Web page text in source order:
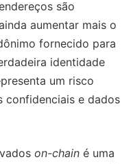
são
aumentar mais o
fornecido para
identidade
um risco
confidenciais e dados
on-chain é uma